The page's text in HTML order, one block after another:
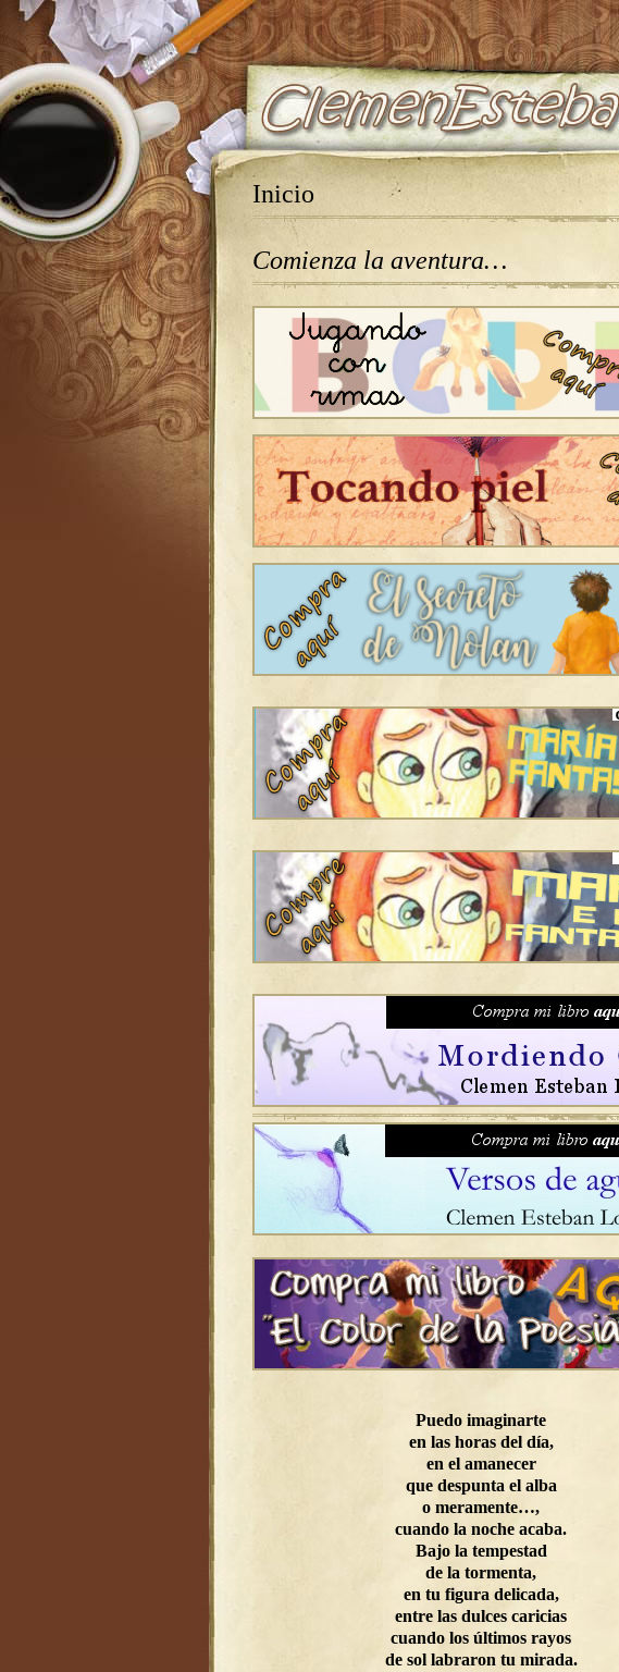
Inicio
Comienza la aventura…
Puedo imaginarte
en las horas del día,
en el amanecer
que despunta el alba
o meramente…,
cuando la noche acaba.
Bajo la tempestad
de la tormenta,
en tu figura delicada,
entre las dulces caricias
cuando los últimos rayos
de sol labraron tu mirada.